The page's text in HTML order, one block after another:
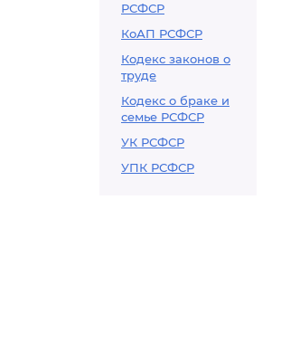
РСФСР
КоАП РСФСР
Кодекс законов о
труде
Кодекс о браке и
семье РСФСР
УК РСФСР
УПК РСФСР